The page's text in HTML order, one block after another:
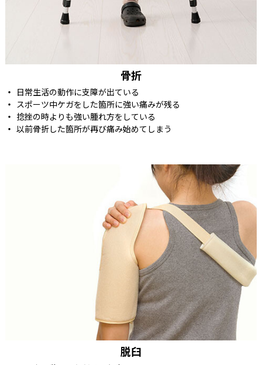
骨折
日常生活の動作に支障が出ている
スポーツ中ケガをした箇所に強い痛みが残る
捻挫の時よりも強い腫れ方をしている
以前骨折した箇所が再び痛み始めてしまう
脱臼